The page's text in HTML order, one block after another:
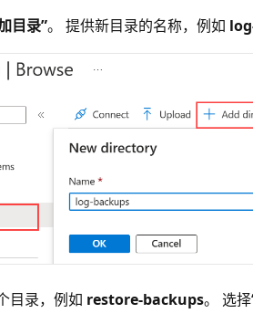
目录”。 提供新目录的名称，例如
目录，例如 restore-backups。 选择